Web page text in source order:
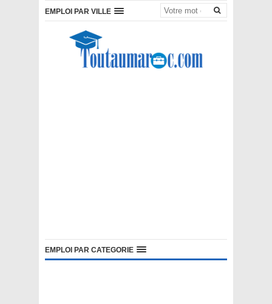
EMPLOI PAR VILLE
EMPLOI PAR CATEGORIE